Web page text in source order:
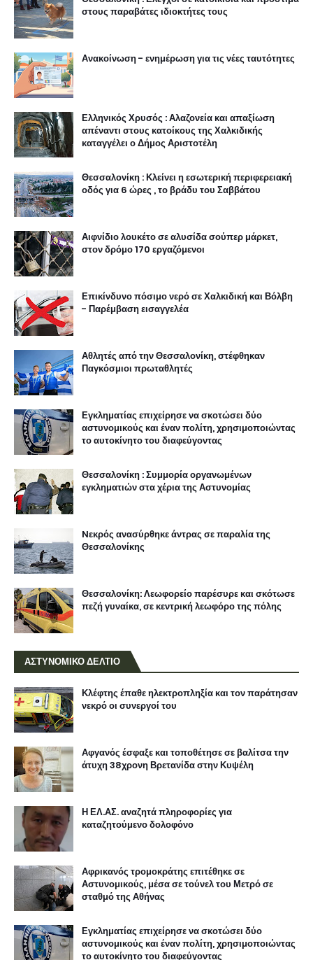
στους παραβάτες ιδιοκτήτες τους
Ανακοίνωση - ενημέρωση για τις νέες ταυτότητες
Ελληνικός Χρυσός : Αλαζονεία και απαξίωση
απέναντι στους κατοίκους της Χαλκιδικής
καταγγέλει ο Δήμος Αριστοτέλη
Θεσσαλονίκη : Κλείνει η εσωτερική περιφερειακή
οδός για 6 ώρες , το βράδυ του Σαββάτου
Αιφνίδιο λουκέτο σε αλυσίδα σούπερ μάρκετ,
στον δρόμο 170 εργαζόμενοι
Επικίνδυνο πόσιμο νερό σε Χαλκιδική και Βόλβη
- Παρέμβαση εισαγγελέα
Αθλητές από την Θεσσαλονίκη, στέφθηκαν
Παγκόσμιοι πρωταθλητές
Εγκληματίας επιχείρησε να σκοτώσει δύο
αστυνομικούς και έναν πολίτη, χρησιμοποιώντας
το αυτοκίνητο του διαφεύγοντας
Θεσσαλονίκη : Συμμορία οργανωμένων
εγκληματιών στα χέρια της Αστυνομίας
Nεκρός ανασύρθηκε άντρας σε παραλία της
Θεσσαλονίκης
Θεσσαλονίκη: Λεωφορείο παρέσυρε και σκότωσε
πεζή γυναίκα, σε κεντρική λεωφόρο της πόλης
ΑΣΤΥΝΟΜΙΚΟ ΔΕΛΤΙΟ
Κλέφτης έπαθε ηλεκτροπληξία και τον παράτησαν
νεκρό οι συνεργοί του
Αφγανός έσφαξε και τοποθέτησε σε βαλίτσα την
άτυχη 38χρονη Βρετανίδα στην Κυψέλη
Η ΕΛ.ΑΣ. αναζητά πληροφορίες για
καταζητούμενο δολοφόνο
Αφρικανός τρομοκράτης επιτέθηκε σε
Αστυνομικούς, μέσα σε τούνελ του Μετρό σε
σταθμό της Αθήνας
Εγκληματίας επιχείρησε να σκοτώσει δύο
αστυνομικούς και έναν πολίτη, χρησιμοποιώντας
το αυτοκίνητο του διαφεύγοντας